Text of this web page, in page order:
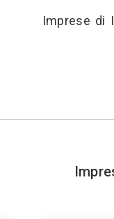
Imprese di